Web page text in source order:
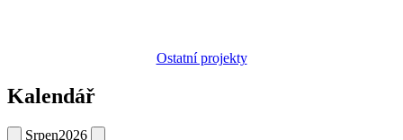
Ostatní projekty
Kalendář
Srpen2026